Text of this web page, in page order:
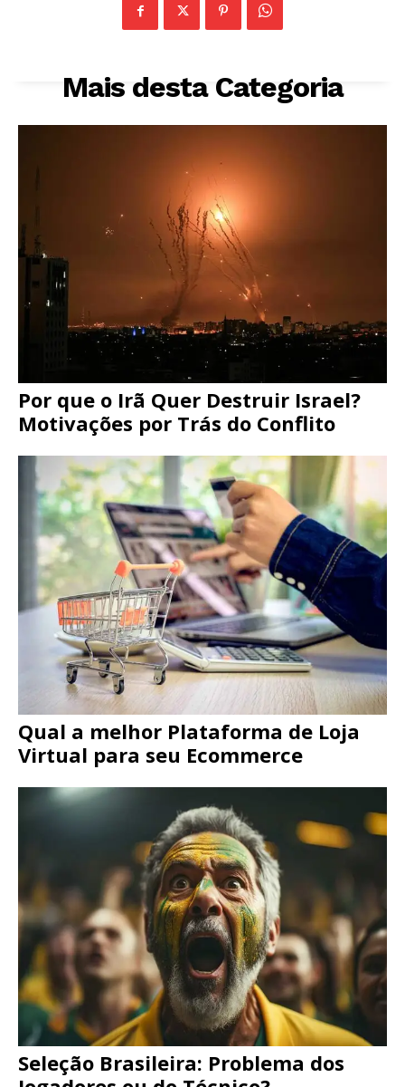
Mais desta Categoria
Por que o Irã Quer Destruir Israel?
Motivações por Trás do Conflito
Qual a melhor Plataforma de Loja
Virtual para seu Ecommerce
Seleção Brasileira: Problema dos